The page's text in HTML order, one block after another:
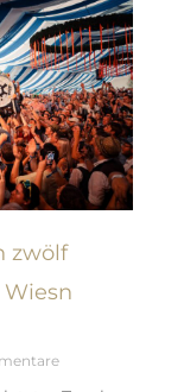
zwölf
Wiesn